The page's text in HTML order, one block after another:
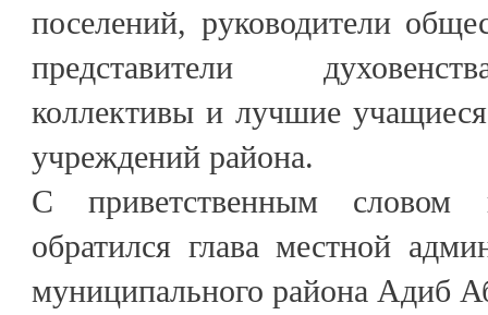
поселений, руководители
представители
коллективы и лучшие
учреждений района.
С приветственным словом
обратился глава местной
муниципального района Адиб